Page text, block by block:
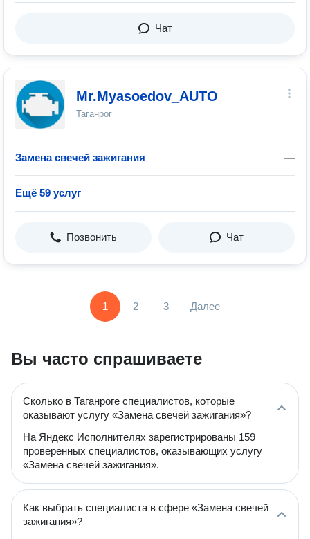
Чат
Mr.Myasoedov_AUTO
Таганрог
Замена свечей зажигания —
Ещё 59 услуг
Позвонить Чат
1 2 3 Далее
Вы часто спрашиваете
Сколько в Таганроге специалистов, которые
оказывают услугу «Замена свечей зажигания»?
На Яндекс Исполнителях зарегистрированы 159
проверенных специалистов, оказывающих услугу
«Замена свечей зажигания».
Как выбрать специалиста в сфере «Замена свечей
зажигания»?